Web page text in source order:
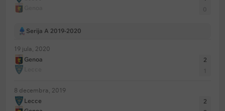
Serija A 2019-2020
19 jula, 2020
Genoa
2
8 decembra, 2019
Lecce
2